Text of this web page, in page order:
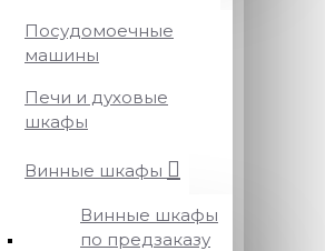
Посудомоечные
машины
Печи и духовые
шкафы
Винные шкафы
Винные шкафы
по предзаказу